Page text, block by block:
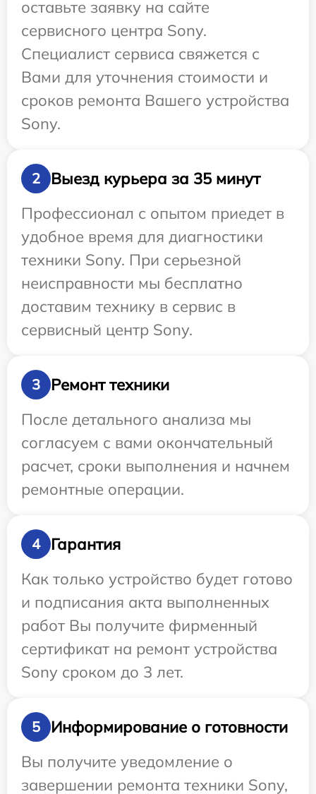
оставьте заявку на сайте
сервисного центра Sony.
Специалист сервиса свяжется с
Вами для уточнения стоимости и
сроков ремонта Вашего устройства
Sony.
2
Выезд курьера за 35 минут
Профессионал с опытом приедет в
удобное время для диагностики
техники Sony. При серьезной
неисправности мы бесплатно
доставим технику в сервис в
сервисный центр Sony.
3
Ремонт техники
После детального анализа мы
согласуем с вами окончательный
расчет, сроки выполнения и начнем
ремонтные операции.
4
Гарантия
Как только устройство будет готово
и подписания акта выполненных
работ Вы получите фирменный
сертификат на ремонт устройства
Sony сроком до 3 лет.
5
Информирование о готовности
Вы получите уведомление о
завершении ремонта техники Sony,